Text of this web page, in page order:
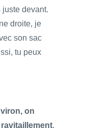
juste devant.
droite, je
son sac
tu peux
on
.